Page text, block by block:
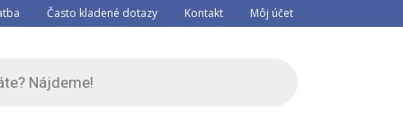
Často kladené dotazy Kontakt Môj účet